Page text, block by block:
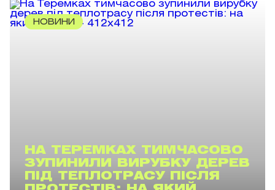
НОВИНИ
НА ТЕРЕМКАХ ТИМЧАСОВО
ЗУПИНИЛИ ВИРУБКУ ДЕРЕВ
ПІД ТЕПЛОТРАСУ ПІСЛЯ